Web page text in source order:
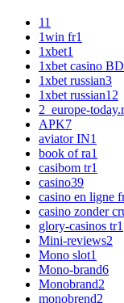
11
1win fr1
1xbet1
1xbet casino BD
1xbet russian3
1xbet russian1 2
2_europe-
APK7
aviator IN1
book of ra1
casibom tr1
casino39
casino en ligne
casino zonder
glory-casinos tr1
Mini-reviews2
Mono slot1
Mono-brand6
Monobrand2
monobrend2